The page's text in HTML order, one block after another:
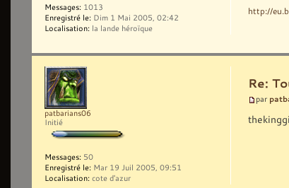
http://
Messages: 1013
Enregistré le: Dim 1 Mai 2005, 02:42
Localisation: la lande héroïque
Re:
par
patbarians06
Initié
Messages: 50
Enregistré le: Mar 19 Juil 2005, 09:51
Localisation: cote d'azur